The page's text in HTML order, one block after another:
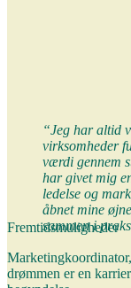
Fremtidsmuligheder
drømmen er en
“Jeg har altid
virksomheder
værdi gennem
har givet mig
ledelse og
åbnet mine
sammen i